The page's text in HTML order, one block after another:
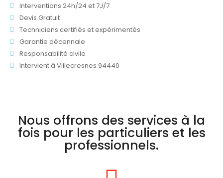
Interventions 24h/24 et 7J/7
Devis Gratuit
Techniciens certifiés et expérimentés
Garantie décennale
Responsabilité civile
Intervient à Villecresnes 94440
Nous offrons des services à la
fois pour les particuliers et les
professionnels.